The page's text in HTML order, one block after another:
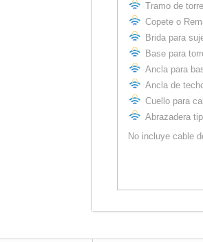
Tramo de
Copete o
Brida para
Base para
Ancla para
Ancla de
Cuello para
Abrazadera
No incluye cable